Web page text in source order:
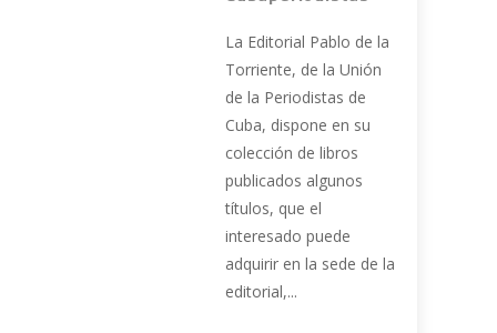
La Editorial Pablo de la
Torriente, de la Unión
de la Periodistas de
Cuba, dispone en su
colección de libros
publicados algunos
títulos, que el
interesado puede
adquirir en la sede de la
editorial,...